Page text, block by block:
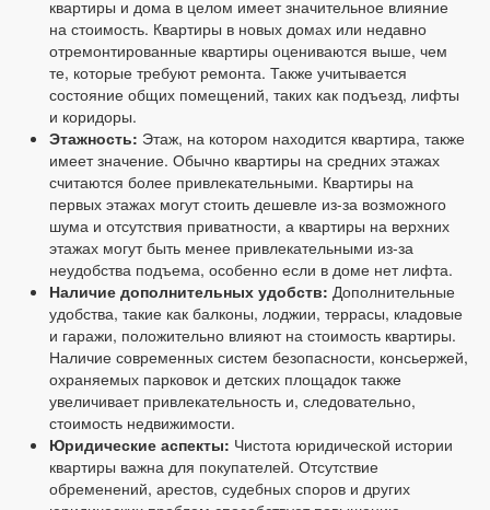
квартиры и дома в целом имеет значительное влияние
на стоимость. Квартиры в новых домах или недавно
отремонтированные квартиры оцениваются выше, чем
те, которые требуют ремонта. Также учитывается
состояние общих помещений, таких как подъезд, лифты
и коридоры.
Этажность: Этаж, на котором находится квартира, также
имеет значение. Обычно квартиры на средних этажах
считаются более привлекательными. Квартиры на
первых этажах могут стоить дешевле из-за возможного
шума и отсутствия приватности, а квартиры на верхних
этажах могут быть менее привлекательными из-за
неудобства подъема, особенно если в доме нет лифта.
Наличие дополнительных удобств: Дополнительные
удобства, такие как балконы, лоджии, террасы, кладовые
и гаражи, положительно влияют на стоимость квартиры.
Наличие современных систем безопасности, консьержей,
охраняемых парковок и детских площадок также
увеличивает привлекательность и, следовательно,
стоимость недвижимости.
Юридические аспекты: Чистота юридической истории
квартиры важна для покупателей. Отсутствие
обременений, арестов, судебных споров и других